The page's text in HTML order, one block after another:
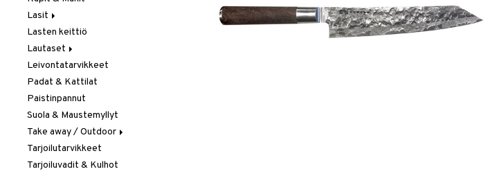
Leivänpaahtimet
Mixerit &
Sähkövatkaimet
Muut koneet
Vedenkeittimet
Lasit
Juoma- & Cocktailasit
Juomalasit
Olutlasit
Shamppanjalasit
Snapsi- & Aveclasit
Viinilasit
Whiskey- & Konjakkilasit
Lasten keittiö
Lautaset
Asetit
Ruokalautaset
Syvät lautaset
Leivontatarvikkeet
Padat & Kattilat
Paistinpannut
Suola & Maustemyllyt
Take away / Outdoor
Eväslaatikot
Pullot
Tarjoilutarvikkeet
Tarjoiluvadit & Kulhot